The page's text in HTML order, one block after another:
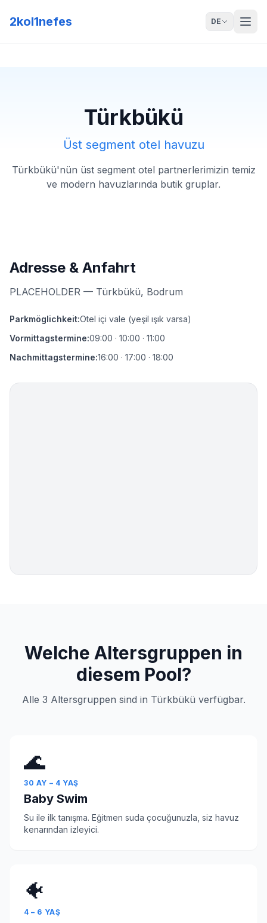
2kol1nefes DE
Türkbükü
Üst segment otel havuzu
Türkbükü'nün üst segment otel partnerlerimizin temiz
ve modern havuzlarında butik gruplar.
Adresse & Anfahrt
PLACEHOLDER — Türkbükü, Bodrum
Parkmöglichkeit:Otel içi vale (yeşil ışık varsa)
Vormittagstermine:09:00 · 10:00 · 11:00
Nachmittagstermine:16:00 · 17:00 · 18:00
Welche Altersgruppen in
diesem Pool?
Alle 3 Altersgruppen sind in Türkbükü verfügbar.
🌊
30 AY – 4 YAŞ
Baby Swim
Su ile ilk tanışma. Eğitmen suda çocuğunuzla, siz havuz
kenarından izleyici.
🐠
4 – 6 YAŞ